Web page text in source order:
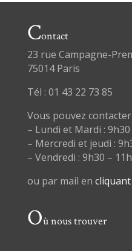
Contact
23 rue Campagne-
75014 Paris
Tél : 01 43 22 73 85
Vous pouvez
– Lundi et Mardi :
– Mercredi et jeudi :
– Vendredi : 9h30 –
ou par mail en cliquant
Où nous trouver